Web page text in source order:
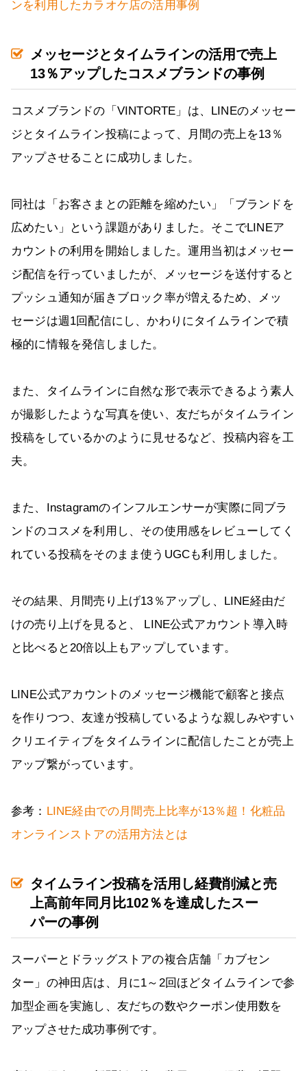
ンを利用したカラオケ店の活用事例
メッセージとタイムラインの活用で売上
13％アップしたコスメブランドの事例
コスメブランドの「VINTORTE」は、LINEのメッセー
ジとタイムライン投稿によって、月間の売上を13％
アップさせることに成功しました。
同社は「お客さまとの距離を縮めたい」「ブランドを
広めたい」という課題がありました。そこでLINEア
カウントの利用を開始しました。運用当初はメッセー
ジ配信を行っていましたが、メッセージを送付すると
プッシュ通知が届きブロック率が増えるため、メッ
セージは週1回配信にし、かわりにタイムラインで積
極的に情報を発信しました。
また、タイムラインに自然な形で表示できるよう素人
が撮影したような写真を使い、友だちがタイムライン
投稿をしているかのように見せるなど、投稿内容を工
夫。
また、Instagramのインフルエンサーが実際に同ブラ
ンドのコスメを利用し、その使用感をレビューしてく
れている投稿をそのまま使うUGCも利用しました。
その結果、月間売り上げ13％アップし、LINE経由だ
けの売り上げを見ると、 LINE公式アカウント導入時
と比べると20倍以上もアップしています。
LINE公式アカウントのメッセージ機能で顧客と接点
を作りつつ、友達が投稿しているような親しみやすい
クリエイティブをタイムラインに配信したことが売上
アップ繋がっています。
参考： LINE経由での月間売上比率が13％超！化粧品
オンラインストアの活用方法とは
タイムライン投稿を活用し経費削減と売
上高前年同月比102％を達成したスー
パーの事例
スーパーとドラッグストアの複合店舗「カブセン
ター」の神田店は、月に1～2回ほどタイムラインで参
加型企画を実施し、友だちの数やクーポン使用数を
アップさせた成功事例です。